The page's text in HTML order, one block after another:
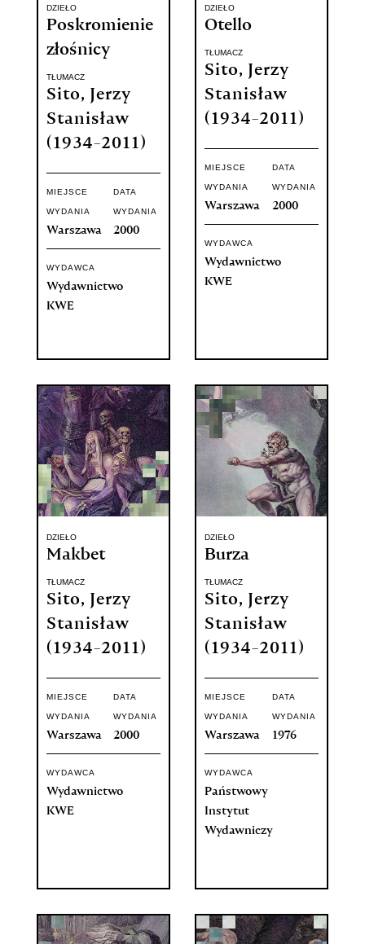
DZIEŁO
Poskromienie
złośnicy
TŁUMACZ
Sito, Jerzy
Stanisław
(1934-2011)
MIEJSCE
WYDANIA
Warszawa
DATA
WYDANIA
2000
WYDAWCA
Wydawnictwo
KWE
DZIEŁO
Otello
TŁUMACZ
Sito, Jerzy
Stanisław
(1934-2011)
MIEJSCE
WYDANIA
Warszawa
DATA
WYDANIA
2000
WYDAWCA
Wydawnictwo
KWE
DZIEŁO
Makbet
TŁUMACZ
Sito, Jerzy
Stanisław
(1934-2011)
MIEJSCE
WYDANIA
Warszawa
DATA
WYDANIA
2000
WYDAWCA
Wydawnictwo
KWE
DZIEŁO
Burza
TŁUMACZ
Sito, Jerzy
Stanisław
(1934-2011)
MIEJSCE
WYDANIA
Warszawa
DATA
WYDANIA
1976
WYDAWCA
Państwowy
Instytut
Wydawniczy